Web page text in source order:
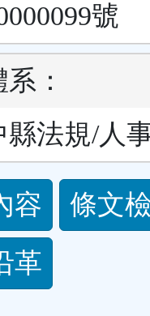
號
：
縣法規/人
容 條文
革